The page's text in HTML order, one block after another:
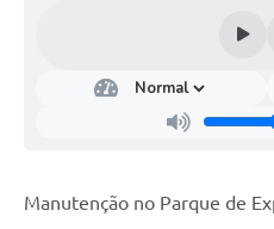
Manutenção no Parque de